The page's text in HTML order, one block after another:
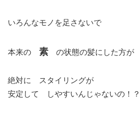
いろんなモノを足さないで
本来の 素 の状態の髪にした方が
絶対に スタイリングが
安定して しやすいんじゃないの！？